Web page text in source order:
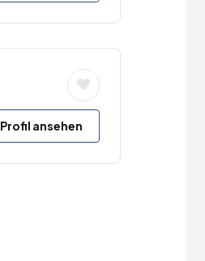
Profil ansehen